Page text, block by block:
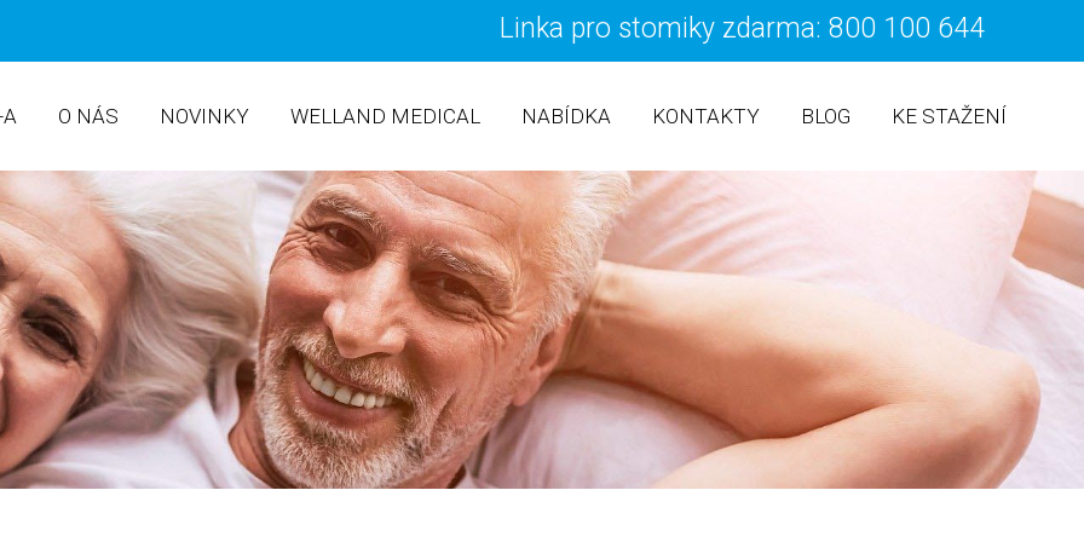
Linka pro stomiky zdarma: 800 100 644
O NÁS NOVINKY WELLAND MEDICAL
ILEOSTOMICKÉ (VÝPUSTNÉ) SÁČKY
ILEOSTOMIE
KOLOSTOMICKÉ (UZAVŘENÉ) SÁČKY
KOLOSTOMIE
UROSTOMICKÉ SÁČKY
UROSTOMIE
DOPLŇKY A PŘÍSLUŠENSTVÍ
NABÍDKA
ORTOPEDICKÉ A KOMPENZAČNÍ POMŮCKY
POMŮCKY PŘI INKONTINENCI
ZDRAVOTNÍ OBUV
ZDRAVOTNICKÁ TECHNIKA
REHABILITACE A RELAXACE
PUNČOCHY A PONOŽKY
STOMICKÉ POMŮCKY
KONTAKTY
COOKIES
INFORMACE O OCHRANĚ OSOBNÍCH ÚDAJŮ
BLOG KE STAŽENÍ